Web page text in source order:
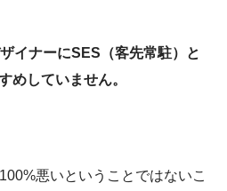
イナーにSES（客先常駐）と
めしていません。
悪いということではないこ